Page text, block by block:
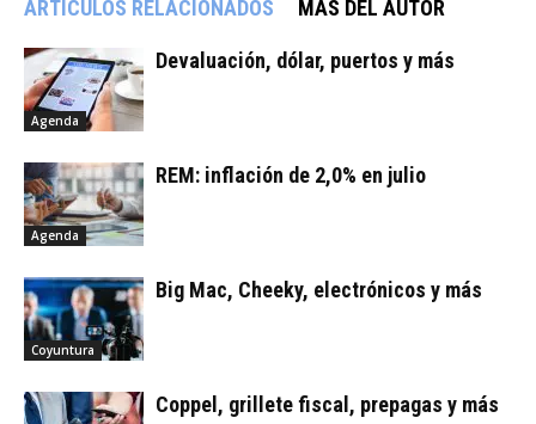
ARTÍCULOS RELACIONADOS MÁS DEL AUTOR
Agenda
Devaluación, dólar, puertos y más
Agenda
REM: inflación de 2,0% en julio
Coyuntura
Big Mac, Cheeky, electrónicos y más
Coppel, grillete fiscal, prepagas y más